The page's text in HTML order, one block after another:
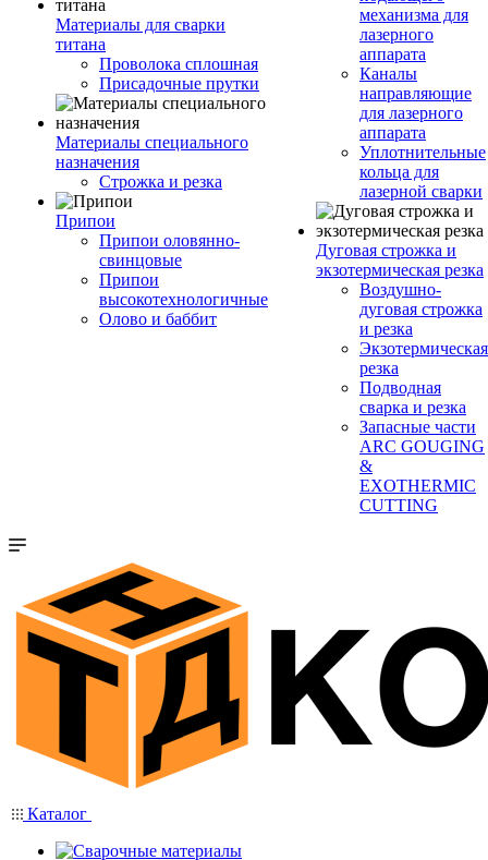
Материалы для сварки
титана
Проволока сплошная
Присадочные прутки
Материалы специального
назначения
Строжка и резка
Припои
Припои оловянно-
свинцовые
Припои
высокотехнологичные
Олово и баббит
механизма для
лазерного
аппарата
Каналы
направляющие
для лазерного
аппарата
Уплотнительные
кольца для
лазерной сварки
Дуговая строжка и
экзотермическая резка
Воздушно-
дуговая строжка
и резка
Экзотермическая
резка
Подводная
сварка и резка
Запасные части
ARC GOUGING
&
EXOTHERMIC
CUTTING
Каталог